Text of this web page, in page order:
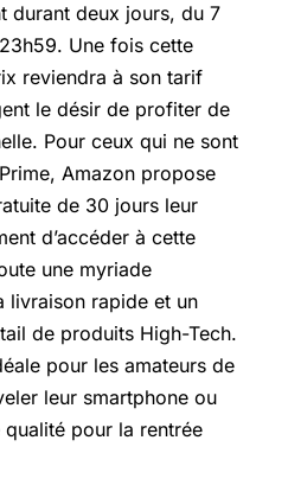
durant deux jours, du 7
Une fois cette
reviendra à son tarif
le désir de profiter de
Pour ceux qui ne sont
Amazon propose
de 30 jours leur
d’accéder à cette
une myriade
livraison rapide et un
de produits High-Tech.
pour les amateurs de
leur smartphone ou
pour la rentrée